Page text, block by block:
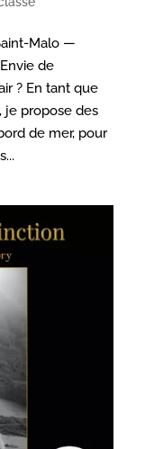
Malo —
de
? En tant que
je propose des
de mer, pour